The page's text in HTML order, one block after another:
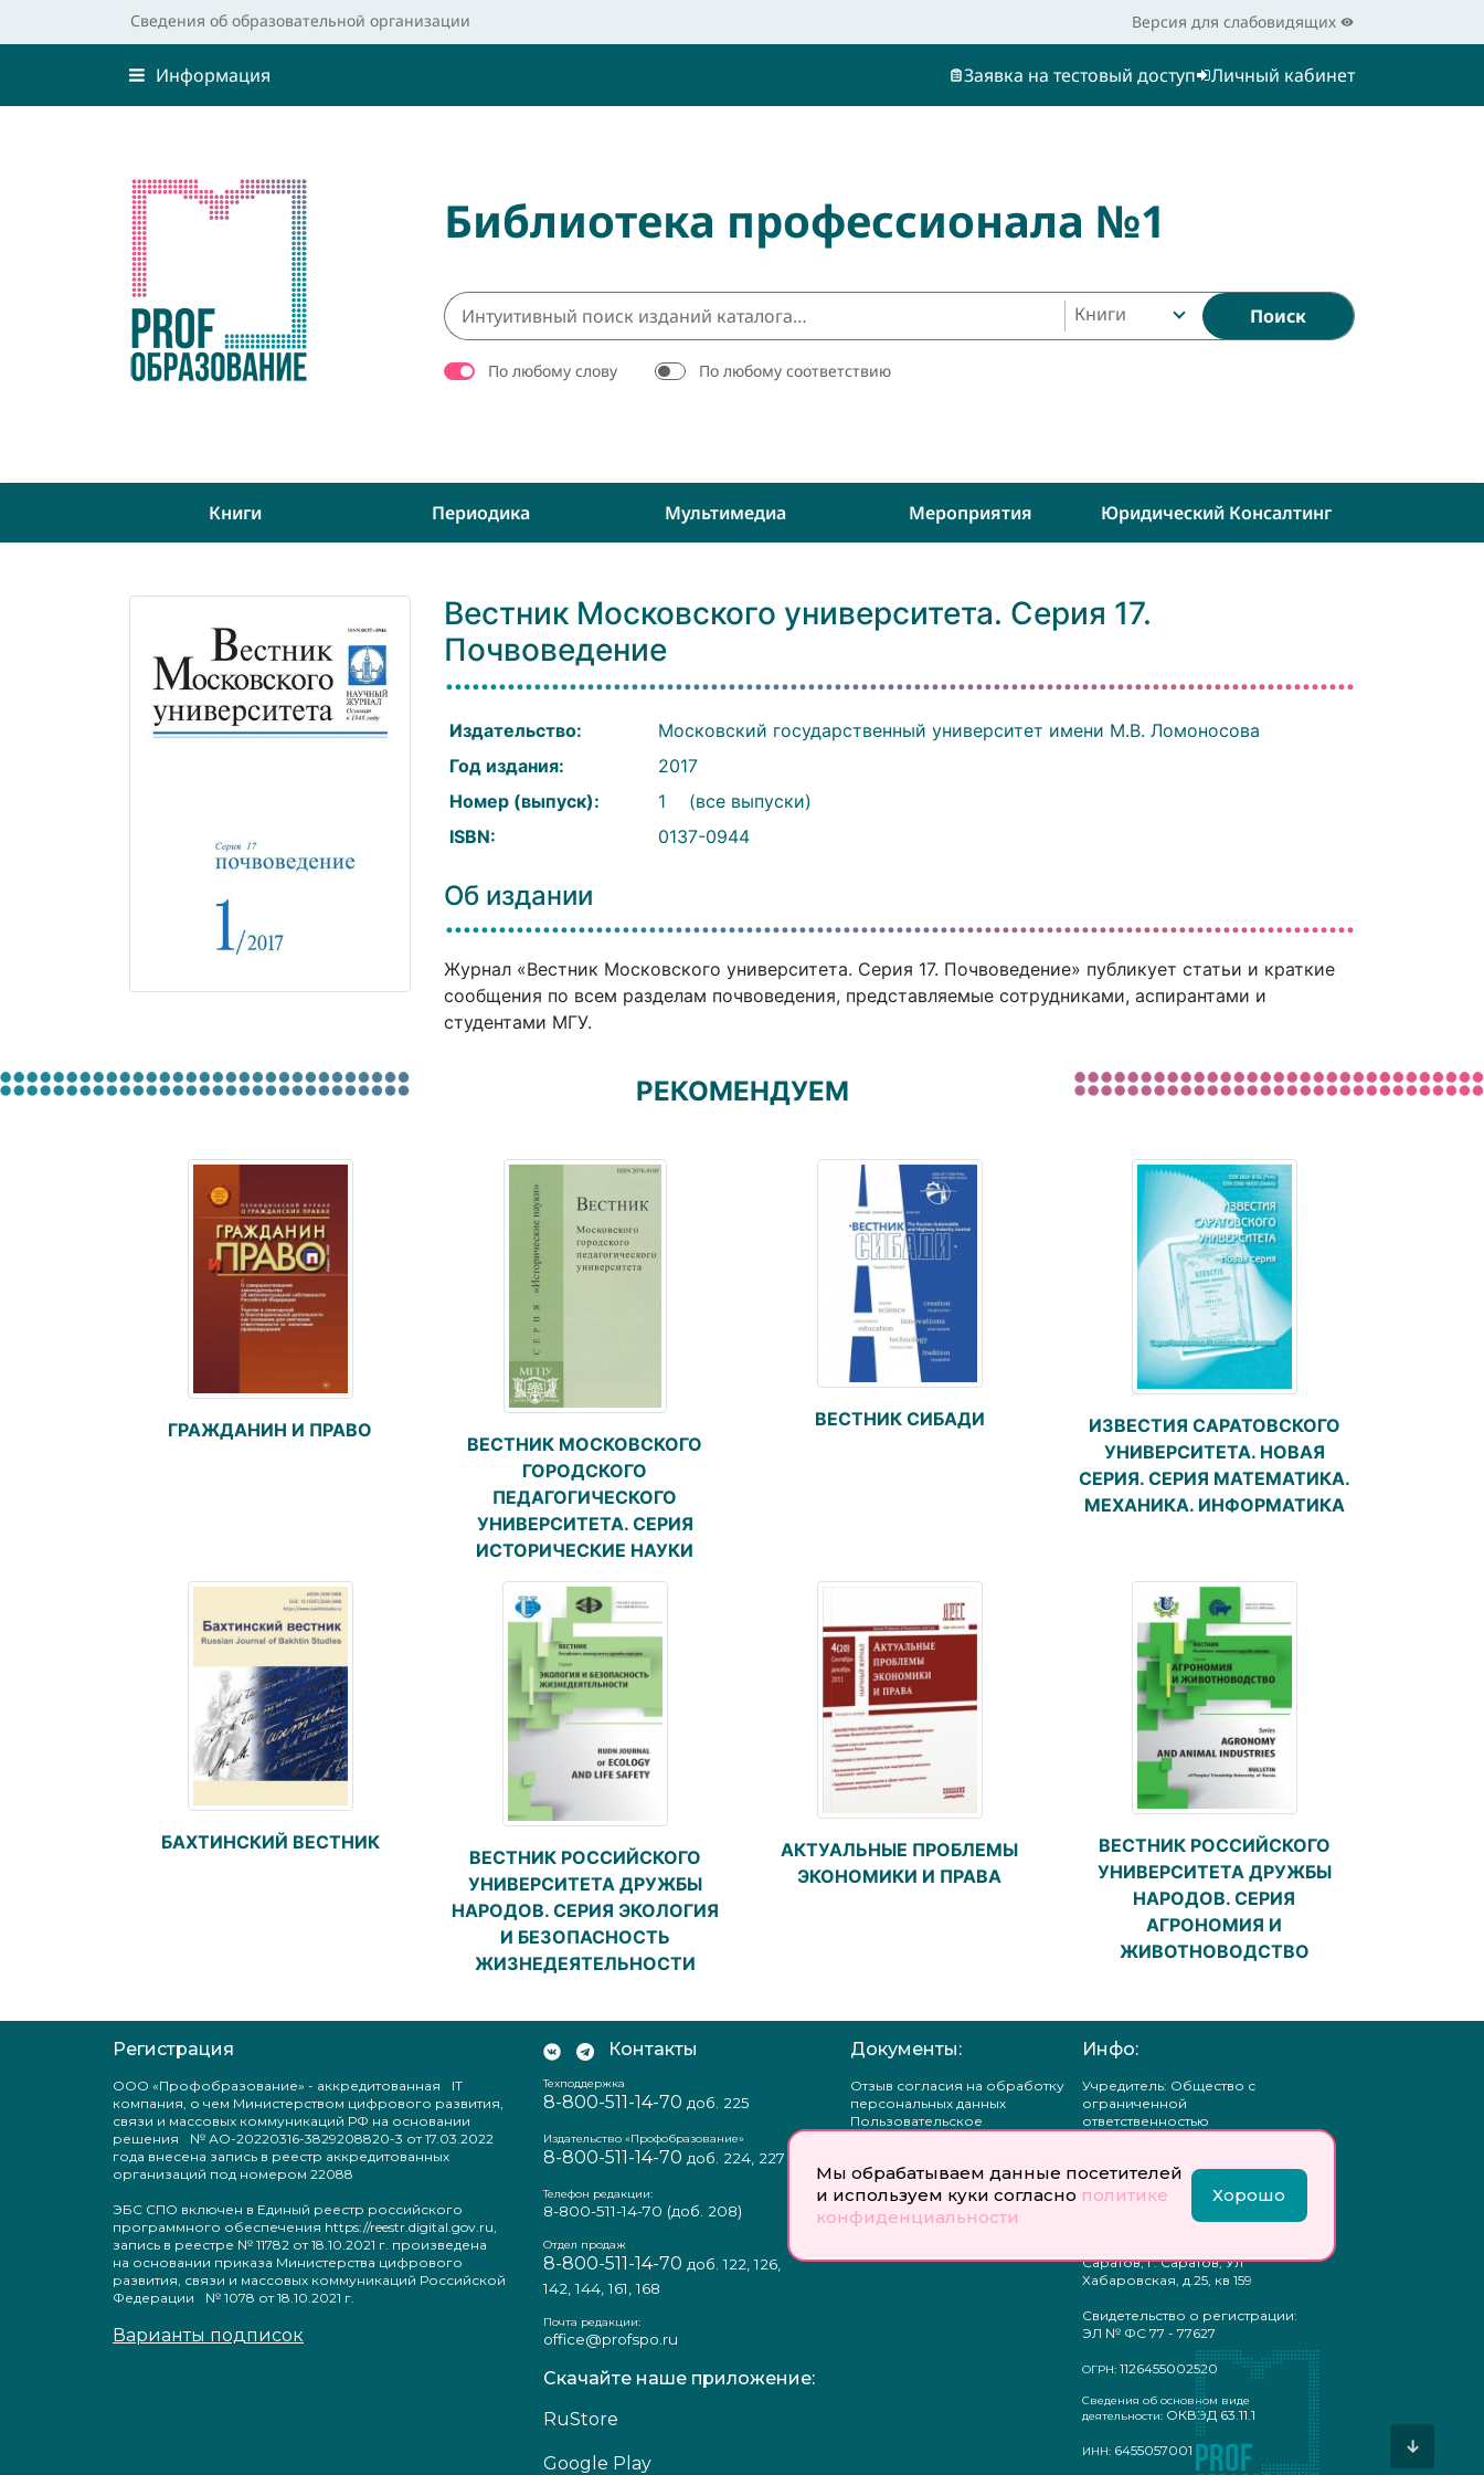
Мы обрабатываем данные посетителей
и используем куки согласно политике
конфиденциальности
Хорошо
Сведения об образовательной организации Версия для слабовидящих
Информация Заявка на тестовый доступ Личный кабинет
Библиотека профессионала №1
Книги Поиск
По любому слову По любому соответствию
Книги Периодика Мультимедиа Мероприятия Юридический Консалтинг
Вестник Московского университета. Серия 17.
Почвоведение
Издательство:
Московский государственный университет имени М.В. Ломоносова
Год издания:
2017
Номер (выпуск):
1
(все выпуски)
ISBN:
0137-0944
Об издании
Журнал «Вестник Московского университета. Серия 17. Почвоведение» публикует статьи и краткие
сообщения по всем разделам почвоведения, представляемые сотрудниками, аспирантами и
студентами МГУ.
РЕКОМЕНДУЕМ
ГРАЖДАНИН И ПРАВО
ВЕСТНИК МОСКОВСКОГО
ГОРОДСКОГО
ПЕДАГОГИЧЕСКОГО
УНИВЕРСИТЕТА. СЕРИЯ
ИСТОРИЧЕСКИЕ НАУКИ
ВЕСТНИК СИБАДИ
ИЗВЕСТИЯ САРАТОВСКОГО
УНИВЕРСИТЕТА. НОВАЯ
СЕРИЯ. СЕРИЯ МАТЕМАТИКА.
МЕХАНИКА. ИНФОРМАТИКА
БАХТИНСКИЙ ВЕСТНИК
ВЕСТНИК РОССИЙСКОГО
УНИВЕРСИТЕТА ДРУЖБЫ
НАРОДОВ. СЕРИЯ ЭКОЛОГИЯ
И БЕЗОПАСНОСТЬ
ЖИЗНЕДЕЯТЕЛЬНОСТИ
АКТУАЛЬНЫЕ ПРОБЛЕМЫ
ЭКОНОМИКИ И ПРАВА
ВЕСТНИК РОССИЙСКОГО
УНИВЕРСИТЕТА ДРУЖБЫ
НАРОДОВ. СЕРИЯ
АГРОНОМИЯ И
ЖИВОТНОВОДСТВО
Регистрация
ООО «Профобразование» - аккредитованная IT
компания, о чем Министерством цифрового развития,
связи и массовых коммуникаций РФ на основании
решения № АО-20220316-3829208820-3 от 17.03.2022
года внесена запись в реестр аккредитованных
организаций под номером 22088
ЭБС СПО включен в Единый реестр российского
программного обеспечения https://reestr.digital.gov.ru,
запись в реестре № 11782 от 18.10.2021 г. произведена
на основании приказа Министерства цифрового
развития, связи и массовых коммуникаций Российской
Федерации № 1078 от 18.10.2021 г.
Варианты подписок
Контакты
Техподдержка
8-800-511-14-70 доб. 225
Издательство «Профобразование»
8-800-511-14-70 доб. 224, 227
Телефон редакции:
8-800-511-14-70 (доб. 208)
Отдел продаж
8-800-511-14-70 доб. 122, 126,
142, 144, 161, 168
Почта редакции:
office@profspo.ru
Скачайте наше приложение:
RuStore
Google Play
Документы:
Отзыв согласия на обработку
персональных данных
Пользовательское
конфиденциальности
Положение о защите
персональных данных
Согласие на обработку
Инфо:
Учредитель: Общество с
ограниченной
ответственностью
Главный редактор: Богатырева
Е. А.
Юр. адрес: 410033,
Саратов, г. Саратов, Ул
Хабаровская, д.25, кв 159
Свидетельство о регистрации:
ЭЛ № ФС 77 - 77627
ОГРН: 1126455002520
Сведения об основном виде
деятельности: ОКВЭД 63.11.1
ИНН: 6455057001 ↓